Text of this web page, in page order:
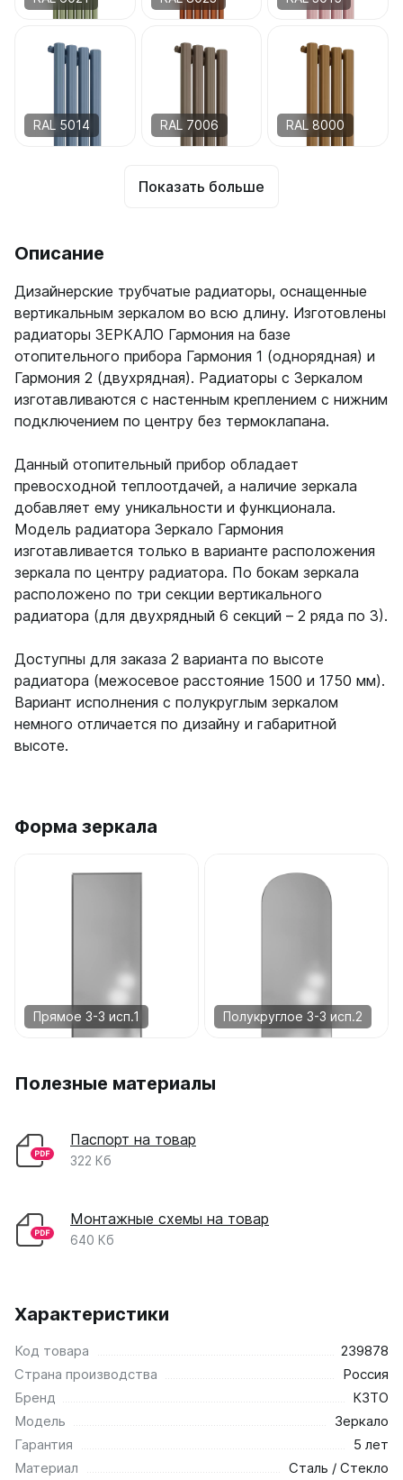
Quadrum Neo 50 V
Завалинка РС
Зеркало А40
RAL 5014 RAL 7006 RAL 8000
Показать больше
Описание
Дизайнерские трубчатые радиаторы, оснащенные
вертикальным зеркалом во всю длину. Изготовлены
радиаторы ЗЕРКАЛО Гармония на базе
отопительного прибора Гармония 1 (однорядная) и
Гармония 2 (двухрядная). Радиаторы с Зеркалом
изготавливаются с настенным креплением с нижним
подключением по центру без термоклапана.
Данный отопительный прибор обладает
превосходной теплоотдачей, а наличие зеркала
добавляет ему уникальности и функционала.
Модель радиатора Зеркало Гармония
изготавливается только в варианте расположения
зеркала по центру радиатора. По бокам зеркала
расположено по три секции вертикального
радиатора (для двухрядный 6 секций – 2 ряда по 3).
Доступны для заказа 2 варианта по высоте
радиатора (межосевое расстояние 1500 и 1750 мм).
Вариант исполнения с полукруглым зеркалом
немного отличается по дизайну и габаритной
высоте.
Форма зеркала
Прямое 3-3 исп.1 Полукруглое 3-3 исп.2
Полезные материалы
Паспорт на товар
322 Кб
Монтажные схемы на товар
640 Кб
Характеристики
Код товара
239878
Страна производства
Россия
Бренд
КЗТО
Модель
Зеркало
Гарантия
5 лет
Материал
Сталь / Стекло